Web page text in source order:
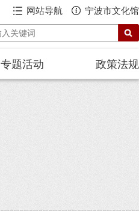
宁波市文化馆
网站导航
专题活动 政策法规